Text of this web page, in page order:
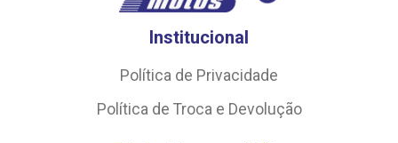
Institucional
Política de Privacidade
Política de Troca e Devolução